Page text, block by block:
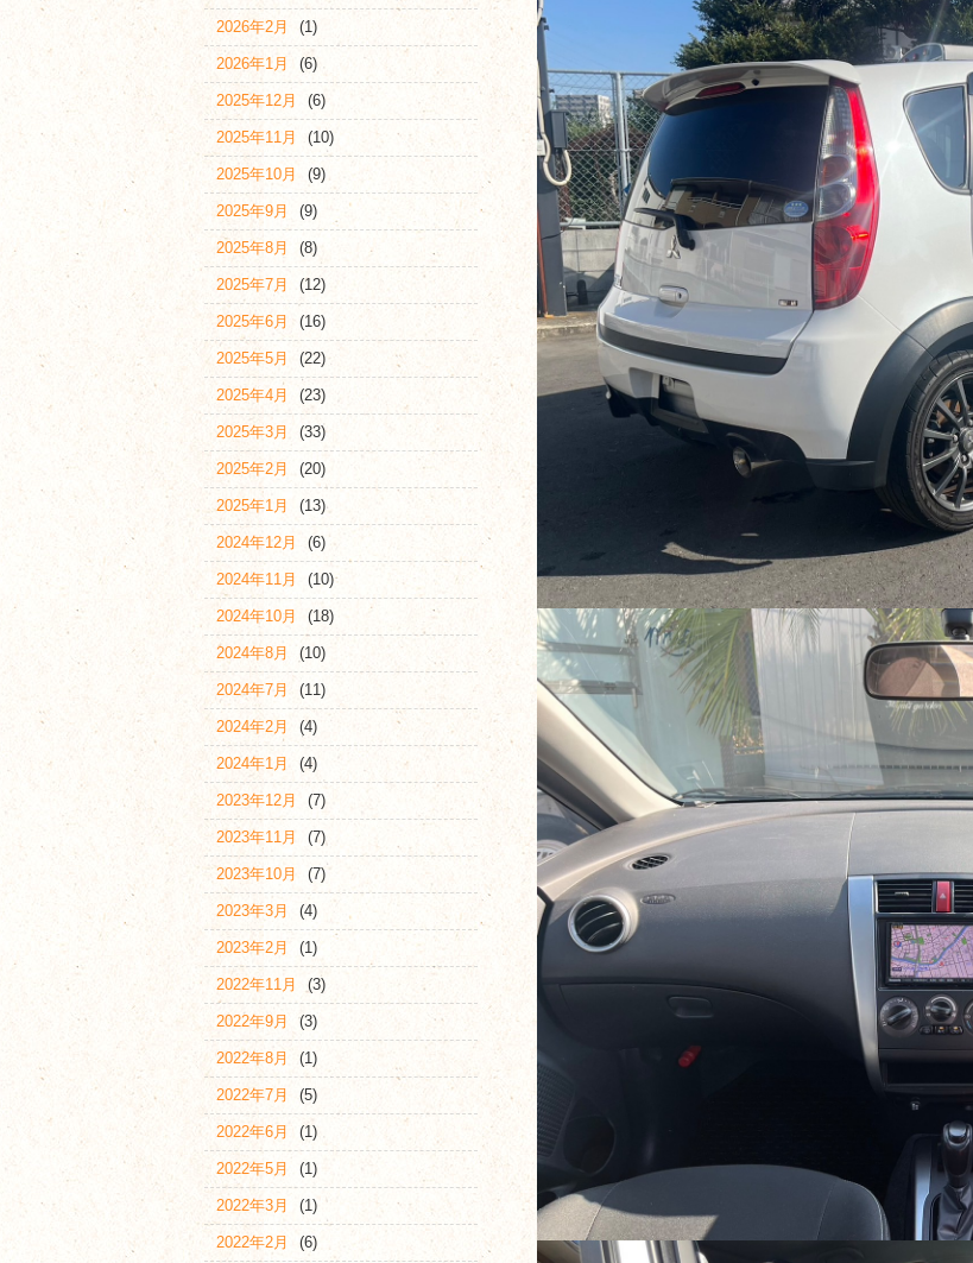
2026年2月 (1)
2026年1月 (6)
2025年12月 (6)
2025年11月 (10)
2025年10月 (9)
2025年9月 (9)
2025年8月 (8)
2025年7月 (12)
2025年6月 (16)
2025年5月 (22)
2025年4月 (23)
2025年3月 (33)
2025年2月 (20)
2025年1月 (13)
2024年12月 (6)
2024年11月 (10)
2024年10月 (18)
2024年8月 (10)
2024年7月 (11)
2024年2月 (4)
2024年1月 (4)
2023年12月 (7)
2023年11月 (7)
2023年10月 (7)
2023年3月 (4)
2023年2月 (1)
2022年11月 (3)
2022年9月 (3)
2022年8月 (1)
2022年7月 (5)
2022年6月 (1)
2022年5月 (1)
2022年3月 (1)
2022年2月 (6)